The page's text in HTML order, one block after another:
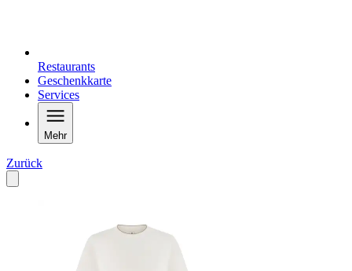
Restaurants
Geschenkkarte
Services
Mehr
Zurück